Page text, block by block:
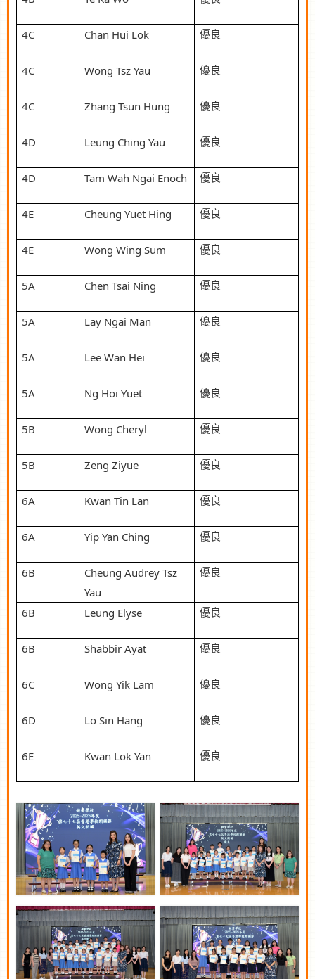
4C Chan Hui Lok 優良
4C Wong Tsz Yau 優良
4C Zhang Tsun Hung 優良
4D Leung Ching Yau 優良
4D Tam Wah Ngai Enoch 優良
4E Cheung Yuet Hing 優良
4E Wong Wing Sum 優良
5A Chen Tsai Ning 優良
5A Lay Ngai Man 優良
5A Lee Wan Hei 優良
5A Ng Hoi Yuet 優良
5B Wong Cheryl 優良
5B Zeng Ziyue 優良
6A Kwan Tin Lan 優良
6A Yip Yan Ching 優良
6B
Cheung Audrey Tsz
Yau
優良
6B Leung Elyse 優良
6B Shabbir Ayat 優良
6C Wong Yik Lam 優良
6D Lo Sin Hang 優良
6E Kwan Lok Yan 優良